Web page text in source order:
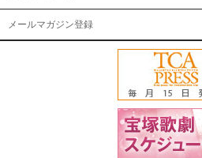
メールマガジン登録